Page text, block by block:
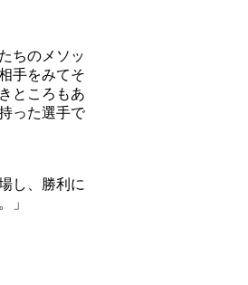
ちのメソッ
手をみてそ
ところもあ
った選手で
し、勝利に
」